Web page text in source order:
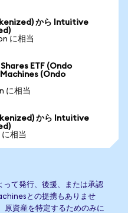
から Intuitive
に相当
ETF (Ondo
(Ondo
に相当
から Intuitive
に相当
て発行、後援、または承認
との提携もありませ
原資産を特定するためのみに